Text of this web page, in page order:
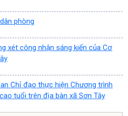
phòng
xét công nhận sáng kiến của Cơ
Chỉ đạo thực hiện Chương trình
tuổi trên địa bàn xã Sơn Tây